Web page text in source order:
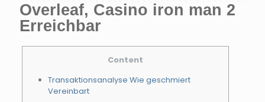
Overleaf, Casino iron man 2
Erreichbar
Content
Transaktionsanalyse Wie geschmiert
Vereinbart